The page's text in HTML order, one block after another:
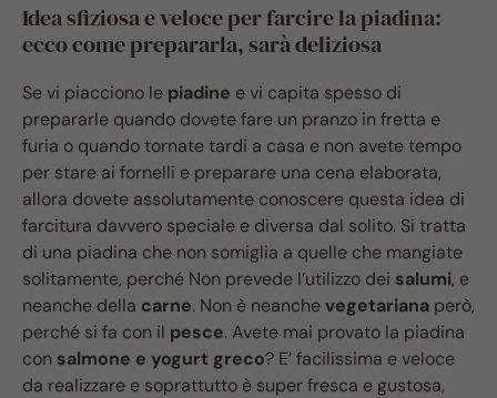
Idea sfiziosa e veloce per farcire la piadina:
ecco come prepararla, sarà deliziosa
Se vi piacciono le piadine e vi capita spesso di
prepararle quando dovete fare un pranzo in fretta e
furia o quando tornate tardi a casa e non avete tempo
per stare ai fornelli e preparare una cena elaborata,
allora dovete assolutamente conoscere questa idea di
farcitura davvero speciale e diversa dal solito. Si tratta
di una piadina che non somiglia a quelle che mangiate
solitamente, perché Non prevede l’utilizzo dei salumi, e
neanche della carne. Non è neanchevegetariana però,
perché si fa con il pesce. Avete mai provato la piadina
con salmone e yogurt greco? E’ facilissima e veloce
da realizzare e soprattutto è super fresca e gustosa,